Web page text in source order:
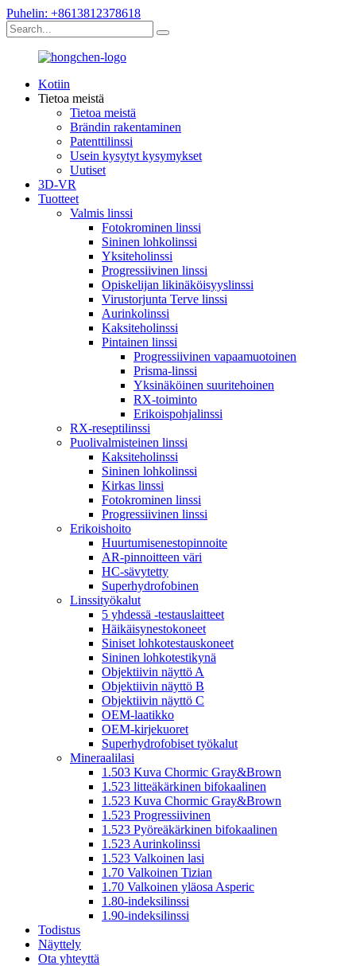
Puhelin: +8613812378618
Kotiin
Tietoa meistä
Tietoa meistä
Brändin rakentaminen
Patenttilinssi
Usein kysytyt kysymykset
Uutiset
3D-VR
Tuotteet
Valmis linssi
Fotokrominen linssi
Sininen lohkolinssi
Yksiteholinssi
Progressiivinen linssi
Opiskelijan likinäköisyyslinssi
Virustorjunta Terve linssi
Aurinkolinssi
Kaksiteholinssi
Pintainen linssi
Progressiivinen vapaamuotoinen
Prisma-linssi
Yksinäköinen suuritehoinen
RX-toiminto
Erikoispohjalinssi
RX-reseptilinssi
Puolivalmisteinen linssi
Kaksiteholinssi
Sininen lohkolinssi
Kirkas linssi
Fotokrominen linssi
Progressiivinen linssi
Erikoishoito
Huurtumisenestopinnoite
AR-pinnoitteen väri
HC-sävytetty
Superhydrofobinen
Linssityökalut
5 yhdessä -testauslaitteet
Häikäisynestokoneet
Siniset lohkotestauskoneet
Sininen lohkotestikynä
Objektiivin näyttö A
Objektiivin näyttö B
Objektiivin näyttö C
OEM-laatikko
OEM-kirjekuoret
Superhydrofobiset työkalut
Mineraalilasi
1.503 Kuva Chormic Gray&Brown
1.523 litteäkärkinen bifokaalinen
1.523 Kuva Chormic Gray&Brown
1.523 Progressiivinen
1.523 Pyöreäkärkinen bifokaalinen
1.523 Aurinkolinssi
1.523 Valkoinen lasi
1.70 Valkoinen Tizian
1.70 Valkoinen yläosa Asperic
1.80-indeksilinssi
1.90-indeksilinssi
Todistus
Näyttely
Ota yhteyttä